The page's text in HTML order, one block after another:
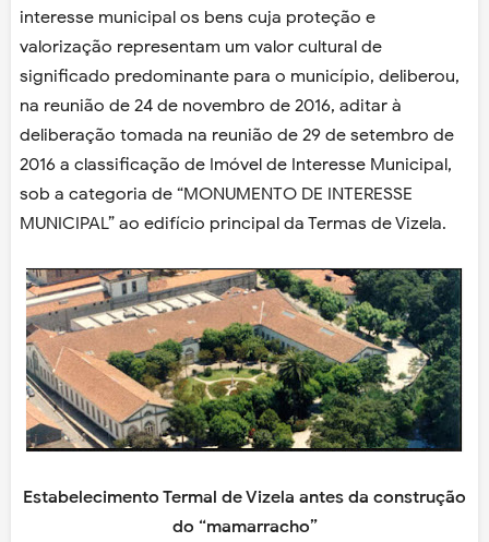
interesse municipal os bens cuja proteção e
valorização representam um valor cultural de
significado predominante para o município, deliberou,
na reunião de 24 de novembro de 2016, aditar à
deliberação tomada na reunião de 29 de setembro de
2016 a classificação de Imóvel de Interesse Municipal,
sob a categoria de “MONUMENTO DE INTERESSE
MUNICIPAL” ao edifício principal da Termas de Vizela.
Estabelecimento Termal de Vizela antes da construção
do “mamarracho”